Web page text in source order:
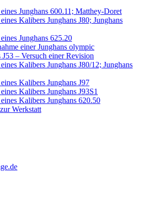
Junghans 600.11; Matthey-Doret
Kalibers Junghans J80; Junghans
Junghans 625.20
einer Junghans olympic
J53 – Versuch einer Revision
Kalibers Junghans J80/12; Junghans
Kalibers Junghans J97
Kalibers Junghans J93S1
Kalibers Junghans 620.50
Werkstatt